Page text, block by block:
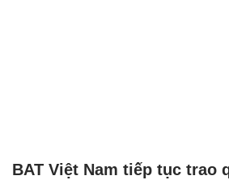
BAT Việt Nam tiếp tục trao